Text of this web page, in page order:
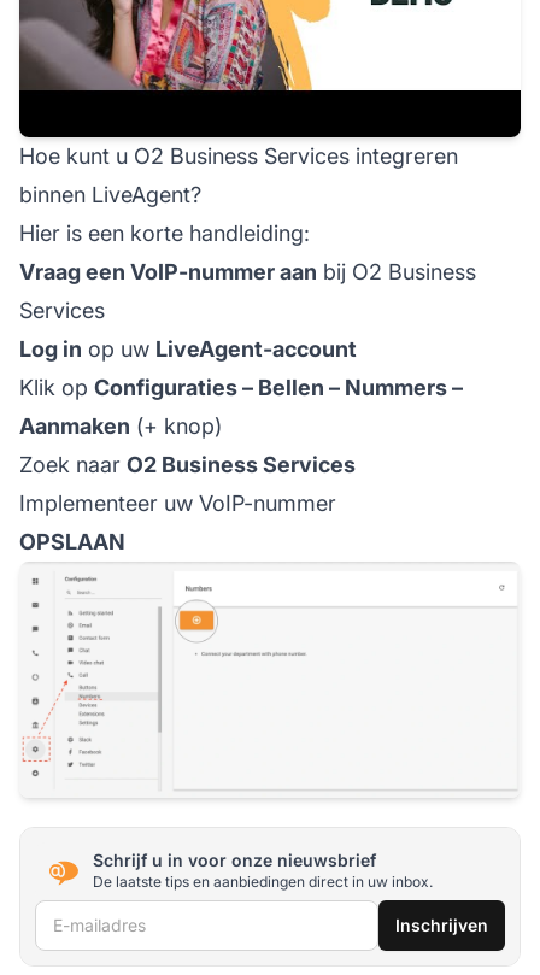
Hoe kunt u O2 Business Services integreren
binnen LiveAgent?
Hier is een korte handleiding:
Vraag een VoIP-nummer aan bij O2 Business
Services
Log in op uw LiveAgent-account
Klik op Configuraties – Bellen – Nummers –
Aanmaken (+ knop)
Zoek naar O2 Business Services
Implementeer uw VoIP-nummer
OPSLAAN
Schrijf u in voor onze nieuwsbrief
De laatste tips en aanbiedingen direct in uw inbox.
E-mailadres Inschrijven